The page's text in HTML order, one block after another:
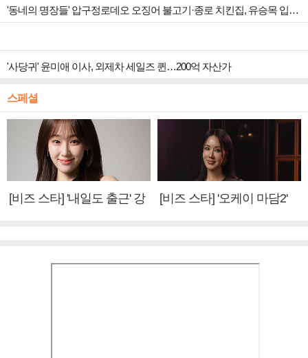
'동네의 명장들' 압구정로데오 오징어 불고기·종로 치킨집, 유승목 입맛 저격
'사당귀' 윤미애 이사, 외제차 세일즈 퀸…200억 자산가
스페셜
[비즈 스타] '내일도 출근' 강
[비즈 스타] '오케이 마담2'